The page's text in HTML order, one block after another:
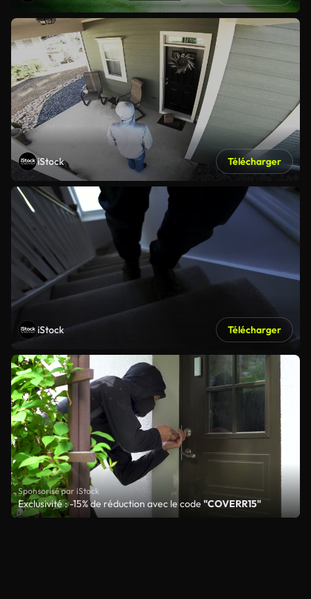
iStock Télécharger
iStock Télécharger
Sponsorisé par iStock
Exclusivité : -15% de réduction avec le code "COVERR15"